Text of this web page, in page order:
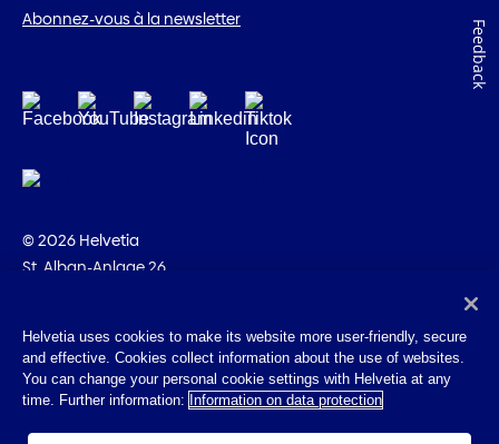
Abonnez-vous à la newsletter
© 2026 Helvetia
St. Alban-Anlage 26
Impressum
Indications juridiques
Helvetia uses cookies to make its website more user-friendly, secure
and effective. Cookies collect information about the use of websites.
You can change your personal cookie settings with Helvetia at any
time. Further information: Information on data protection
Feedback